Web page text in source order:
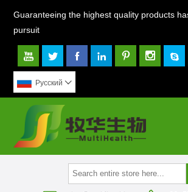
Guaranteeing the highest quality products
pursuit
      
Pусский 